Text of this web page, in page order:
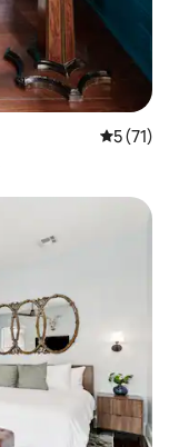
レビュー
5 (71)